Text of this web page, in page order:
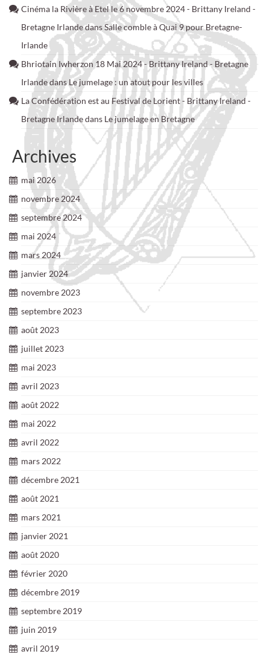
Cinéma la Rivière à Etel le 6 novembre 2024 - Brittany Ireland -
Bretagne IrlandedansSalle comble à Quai 9 pour Bretagne-
Irlande
Bhriotain Iwherzon 18 Mai 2024 - Brittany Ireland - Bretagne
IrlandedansLe jumelage : un atout pour les villes
La Confédération est au Festival de Lorient - Brittany Ireland -
Bretagne Irlandedans Le jumelage en Bretagne
Archives
mai 2026
novembre 2024
septembre 2024
mai 2024
mars 2024
janvier 2024
novembre 2023
septembre 2023
août 2023
juillet 2023
mai 2023
avril 2023
août 2022
mai 2022
avril 2022
mars 2022
décembre 2021
août 2021
mars 2021
janvier 2021
août 2020
février 2020
décembre 2019
septembre 2019
juin 2019
avril 2019